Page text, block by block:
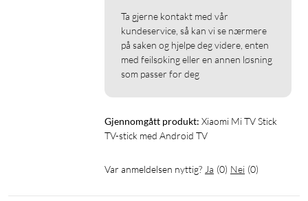
Ta gjerne kontakt med vår
kundeservice, så kan vi se nærmere
på saken og hjelpe deg videre, enten
med feilsøking eller en annen løsning
som passer for deg
Gjennomgått produkt: Xiaomi Mi TV Stick
TV-stick med Android TV
Var anmeldelsen nyttig? Ja (0) Nei (0)